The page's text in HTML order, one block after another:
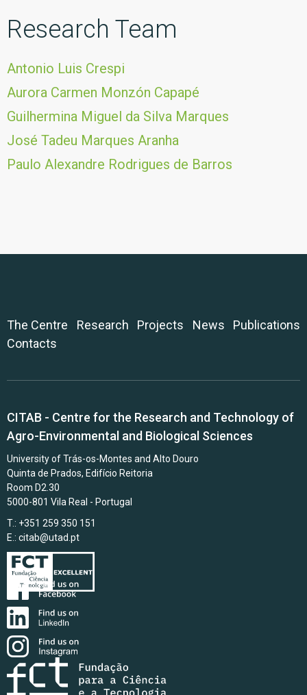
Research Team
Antonio Luis Crespi
Aurora Carmen Monzón Capapé
Guilhermina Miguel da Silva Marques
José Tadeu Marques Aranha
Paulo Alexandre Rodrigues de Barros
The Centre Research Projects News
Publications
Contacts
CITAB - Centre for the Research and Technology of
Agro-Environmental and Biological Sciences
University of Trás-os-Montes and Alto Douro
Quinta de Prados, Edifício Reitoria
Room D2.30
5000-801 Vila Real - Portugal
T.: +351 259 350 151
E.: citab@utad.pt